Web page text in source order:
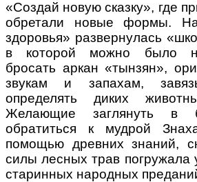
«Создай новую сказку», где
обретали новые формы.
здоровья» развернулась
в которой можно было
бросать аркан «тынзян»,
звукам и запахам,
определять диких
Желающие заглянуть в
обратиться к мудрой
помощью древних знаний,
силы лесных трав погружала
старинных народных